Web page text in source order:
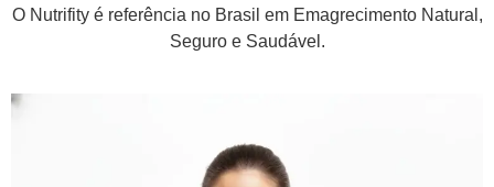
O Nutrifity é referência no Brasil em Emagrecimento Natural,
Seguro e Saudável.